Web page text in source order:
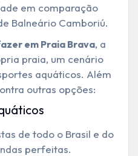
em comparação
Balneário Camboriú.
em Praia Brava, a
praia, um cenário
aquáticos. Além
outras opções:
de todo o Brasil e do
perfeitas.